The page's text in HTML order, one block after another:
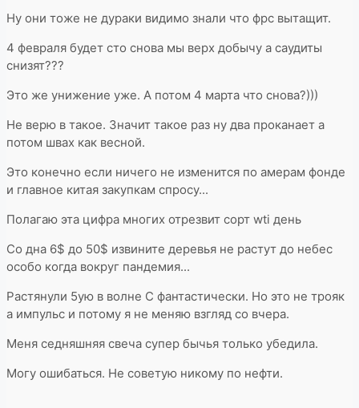
Ну они тоже не дураки видимо знали что фрс вытащит.
4 февраля будет сто снова мы верх добычу а саудиты
снизят???
Это же унижение уже. А потом 4 марта что снова?)))
Не верю в такое. Значит такое раз ну два проканает а
потом швах как весной.
Это конечно если ничего не изменится по амерам фонде
и главное китая закупкам спросу...
Полагаю эта цифра многих отрезвит сорт wti день
Со дна 6$ до 50$ извините деревья не растут до небес
особо когда вокруг пандемия...
Растянули 5ую в волне С фантастически. Но это не трояк
а импульс и потому я не меняю взгляд со вчера.
Меня седняшняя свеча супер бычья только убедила.
Могу ошибаться. Не советую никому по нефти.